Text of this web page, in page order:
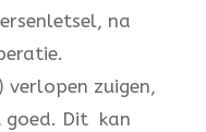
na
verlopen zuigen,
goed. Dit kan